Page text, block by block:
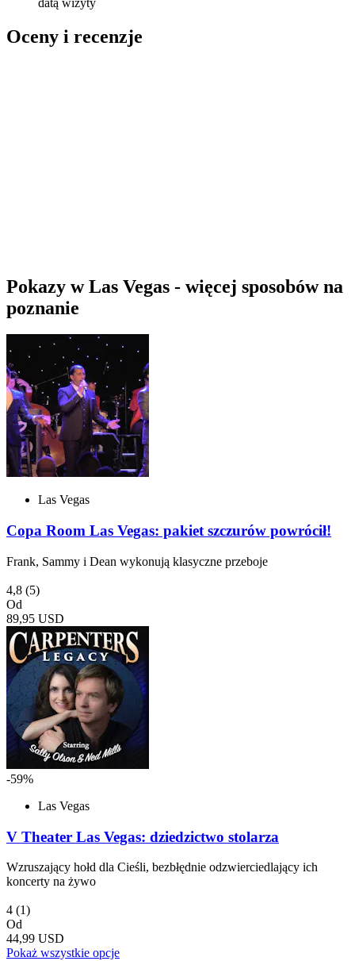
Oceny i recenzje
Pokazy w Las Vegas - więcej sposobów na
poznanie
Las Vegas
Copa Room Las Vegas: pakiet szczurów powrócił!
Frank, Sammy i Dean wykonują klasyczne przeboje
4,8 (5)
Od
89,95 USD
-59%
Las Vegas
V Theater Las Vegas: dziedzictwo stolarza
Wzruszający hołd dla Cieśli, bezbłędnie odzwierciedlający ich
koncerty na żywo
4 (1)
Od
44,99 USD
Pokaż wszystkie opcje